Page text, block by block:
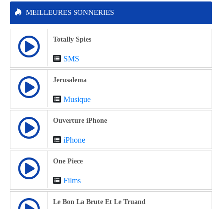
MEILLEURES SONNERIES
Totally Spies
SMS
Jerusalema
Musique
Ouverture iPhone
iPhone
One Piece
Films
Le Bon La Brute Et Le Truand